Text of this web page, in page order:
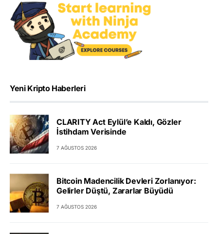
Yeni Kripto Haberleri
CLARITY Act Eylül’e Kaldı, Gözler
İstihdam Verisinde
7 AĞUSTOS 2026
Bitcoin Madencilik Devleri Zorlanıyor:
Gelirler Düştü, Zararlar Büyüdü
7 AĞUSTOS 2026